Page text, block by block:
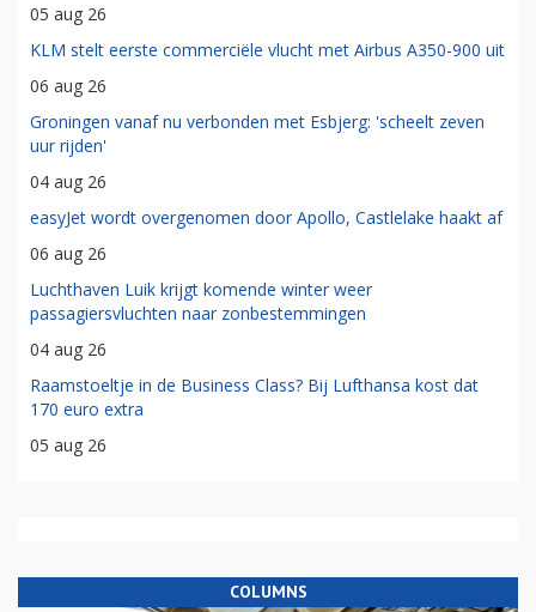
05 aug 26
KLM stelt eerste commerciële vlucht met Airbus A350-900 uit
06 aug 26
Groningen vanaf nu verbonden met Esbjerg: 'scheelt zeven
uur rijden'
04 aug 26
easyJet wordt overgenomen door Apollo, Castlelake haakt af
06 aug 26
Luchthaven Luik krijgt komende winter weer
passagiersvluchten naar zonbestemmingen
04 aug 26
Raamstoeltje in de Business Class? Bij Lufthansa kost dat
170 euro extra
05 aug 26
COLUMNS